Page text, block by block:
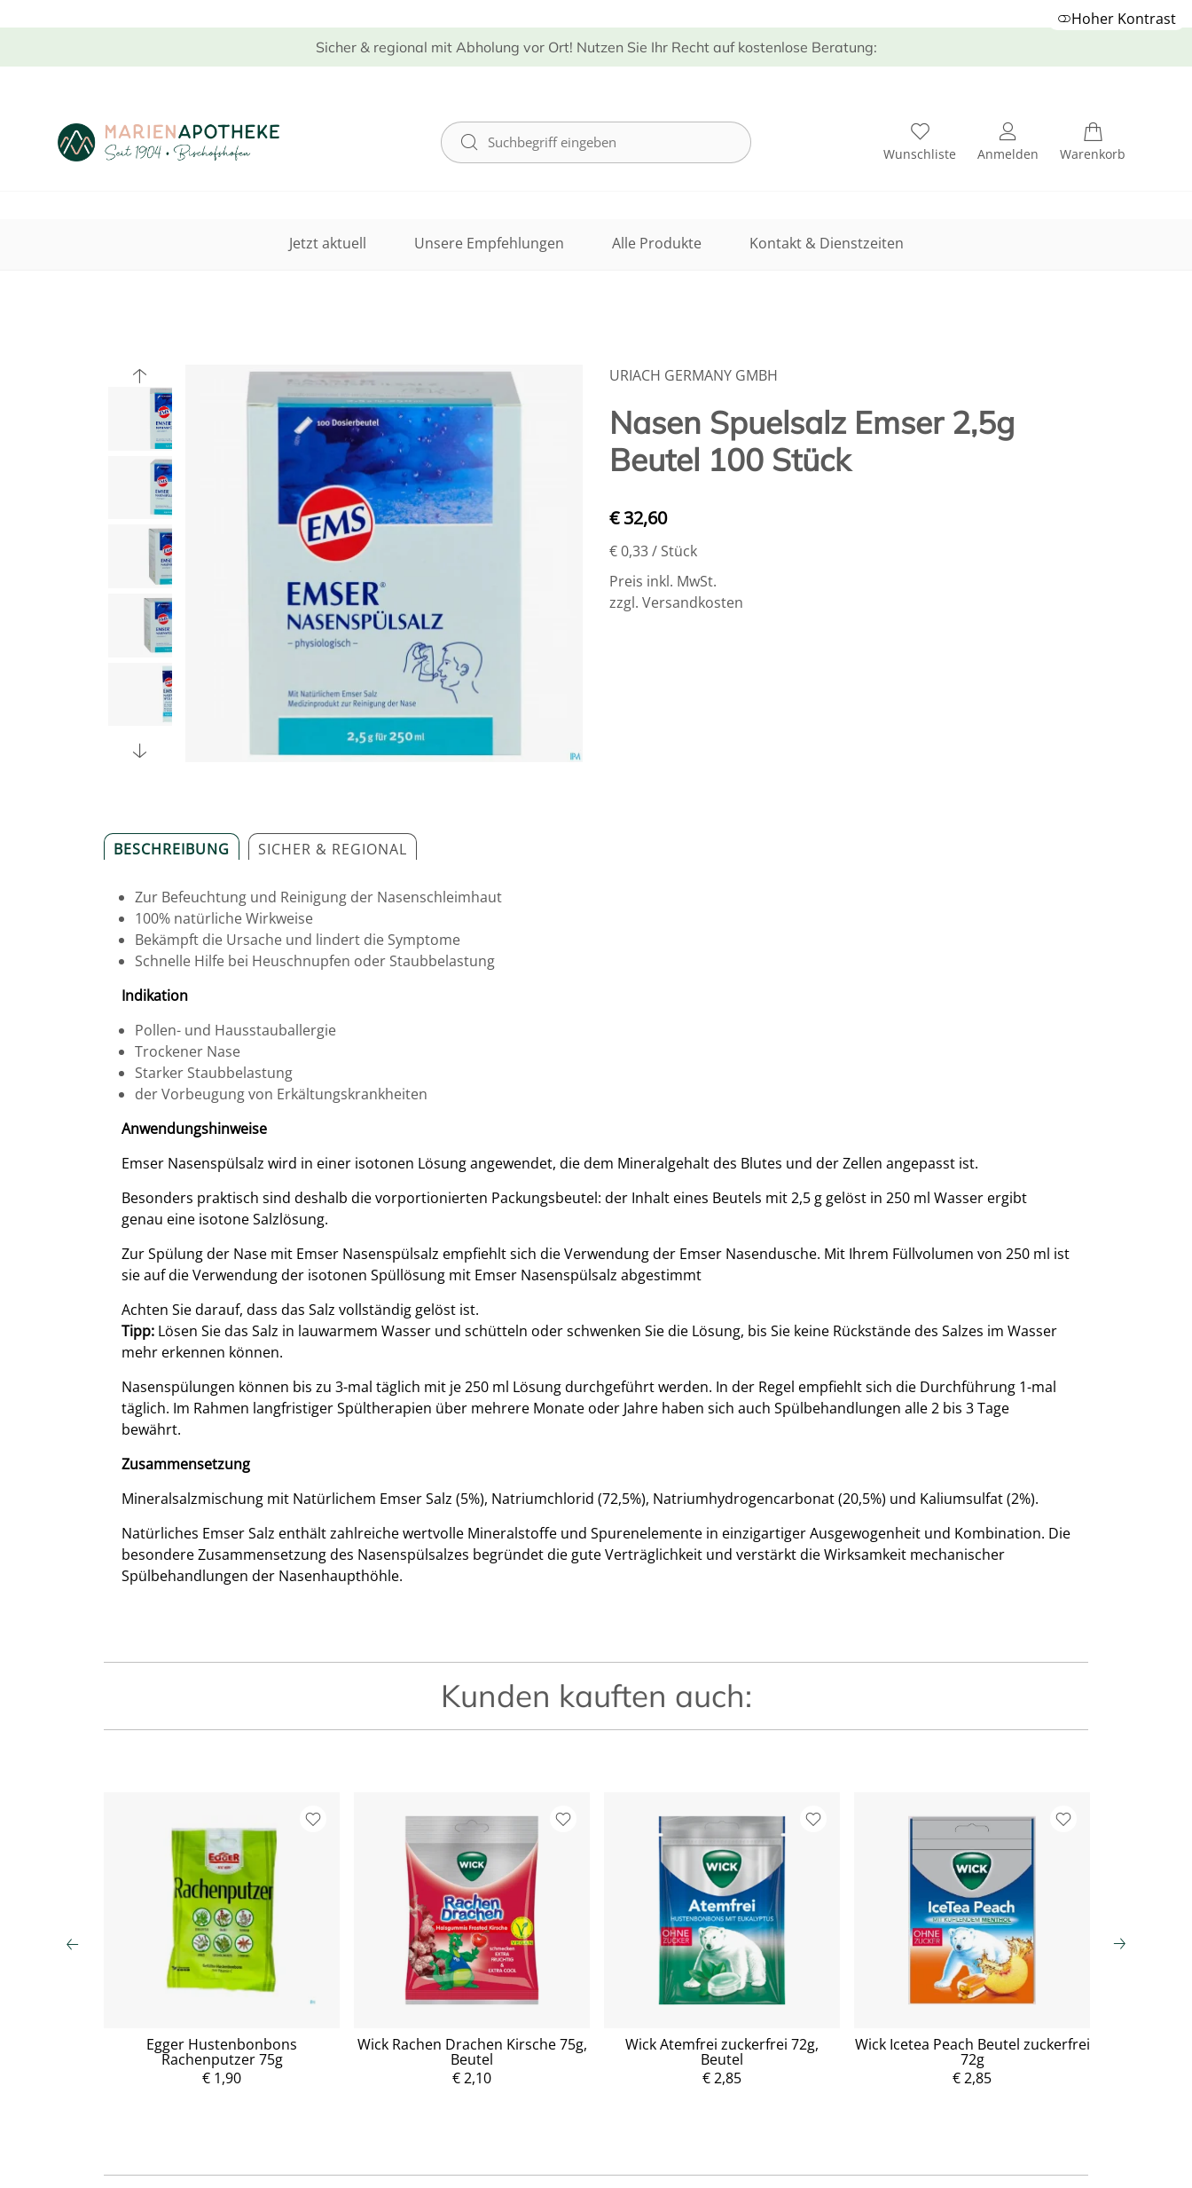
Sicher & regional mit Abholung vor Ort! Nutzen Sie Ihr Recht auf kostenlose Beratung:
Hoher Kontrast
Wunschliste Anmelden Warenkorb
Jetzt aktuell Unsere Empfehlungen Alle Produkte Kontakt & Dienstzeiten
URIACH GERMANY GMBH
Nasen Spuelsalz Emser 2,5g
Beutel 100 Stück
€ 32,60
€ 0,33/ Stück
Preis inkl. MwSt.
zzgl. Versandkosten
BESCHREIBUNG SICHER & REGIONAL
Zur Befeuchtung und Reinigung der Nasenschleimhaut
100% natürliche Wirkweise
Bekämpft die Ursache und lindert die Symptome
Schnelle Hilfe bei Heuschnupfen oder Staubbelastung
Indikation
Pollen- und Hausstauballergie
Trockener Nase
Starker Staubbelastung
der Vorbeugung von Erkältungskrankheiten
Anwendungshinweise
Emser Nasenspülsalz wird in einer isotonen Lösung angewendet, die dem Mineralgehalt des Blutes und der Zellen angepasst ist.
Besonders praktisch sind deshalb die vorportionierten Packungsbeutel: der Inhalt eines Beutels mit 2,5 g gelöst in 250 ml Wasser ergibt
genau eine isotone Salzlösung.
Zur Spülung der Nase mit Emser Nasenspülsalz empfiehlt sich die Verwendung der Emser Nasendusche. Mit Ihrem Füllvolumen von 250 ml ist
sie auf die Verwendung der isotonen Spüllösung mit Emser Nasenspülsalz abgestimmt
Achten Sie darauf, dass das Salz vollständig gelöst ist.
Tipp: Lösen Sie das Salz in lauwarmem Wasser und schütteln oder schwenken Sie die Lösung, bis Sie keine Rückstände des Salzes im Wasser
mehr erkennen können.
Nasenspülungen können bis zu 3-mal täglich mit je 250 ml Lösung durchgeführt werden. In der Regel empfiehlt sich die Durchführung 1-mal
täglich. Im Rahmen langfristiger Spültherapien über mehrere Monate oder Jahre haben sich auch Spülbehandlungen alle 2 bis 3 Tage
bewährt.
Zusammensetzung
Mineralsalzmischung mit Natürlichem Emser Salz (5%), Natriumchlorid (72,5%), Natriumhydrogencarbonat (20,5%) und Kaliumsulfat (2%).
Natürliches Emser Salz enthält zahlreiche wertvolle Mineralstoffe und Spurenelemente in einzigartiger Ausgewogenheit und Kombination. Die
besondere Zusammensetzung des Nasenspülsalzes begründet die gute Verträglichkeit und verstärkt die Wirksamkeit mechanischer
Spülbehandlungen der Nasenhaupthöhle.
Kunden kauften auch:
Egger Hustenbonbons
Rachenputzer 75g
€ 1,90
Wick Rachen Drachen Kirsche 75g,
Beutel
€ 2,10
Wick Atemfrei zuckerfrei 72g,
Beutel
€ 2,85
Wick Icetea Peach Beutel zuckerfrei
72g
€ 2,85
P
r
e
P
r
e
P
r
e
r
e